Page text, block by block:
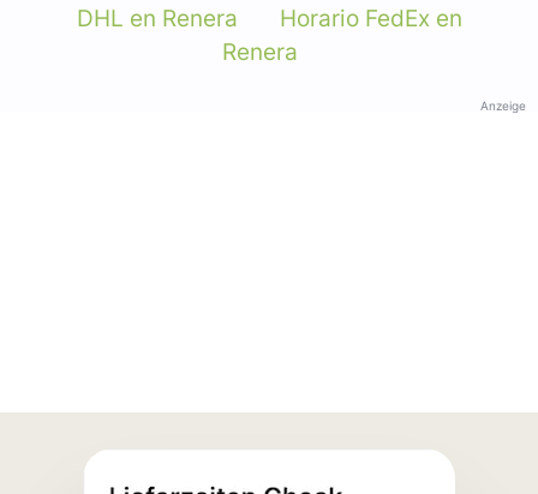
DHL en Renera
Horario FedEx en
Renera
Anzeige